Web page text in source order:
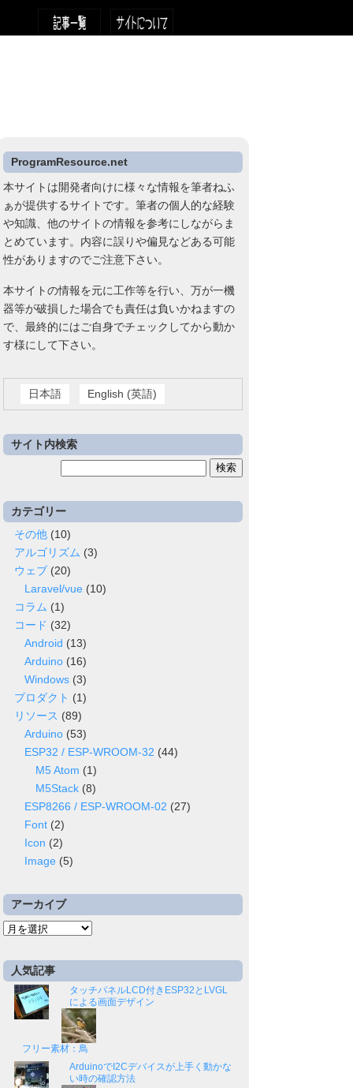
0,0,width,height,false);
ProgramResource.net
本サイトは開発者向けに様々な情報を筆者ねふ
ぁが提供するサイトです。筆者の個人的な経験
や知識、他のサイトの情報を参考にしながらま
とめています。内容に誤りや偏見などある可能
性がありますのでご注意下さい。
本サイトの情報を元に工作等を行い、万が一機
器等が破損した場合でも責任は負いかねますの
で、最終的にはご自身でチェックしてから動か
す様にして下さい。
日本語 English (英語)
サイト内検索
カテゴリー
その他(10)
アルゴリズム (3)
ウェブ (20)
Laravel/vue (10)
コラム (1)
コード (32)
Android (13)
Arduino (16)
Windows (3)
プロダクト (1)
リソース (89)
Arduino (53)
ESP32 / ESP-WROOM-32 (44)
M5 Atom (1)
M5Stack(8)
ESP8266 / ESP-WROOM-02 (27)
Font (2)
Icon (2)
Image (5)
アーカイブ
ア
カ
イ
人気記事
タッチパネルLCD付きESP32とLVGL
による画面デザイン
フリー素材：鳥
ArduinoでI2Cデバイスが上手く動かな
い時の確認方法